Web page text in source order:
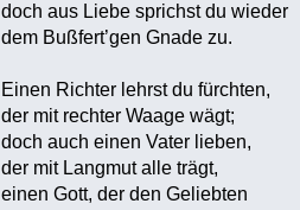
doch aus Liebe sprichst du wieder
dem Bußfert’gen Gnade zu.
Einen Richter lehrst du fürchten,
der mit rechter Waage wägt;
doch auch einen Vater lieben,
der mit Langmut alle trägt,
einen Gott, der den Geliebten